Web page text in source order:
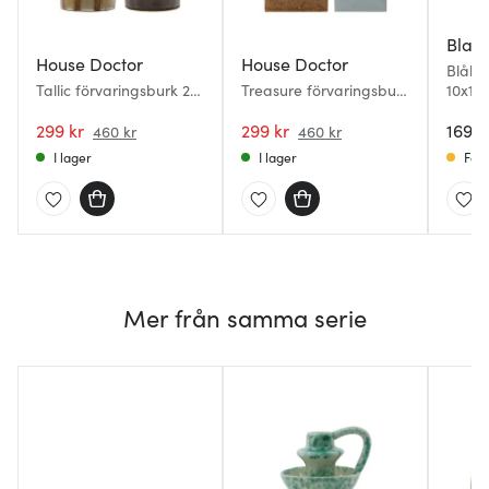
House Doctor
Tallic förvaringsburk 2
299 kr 460 kr
I lager
House Doctor
Treasure förvaringsburk
299 kr 460 kr
I lager
169
Få
Mer från samma serie